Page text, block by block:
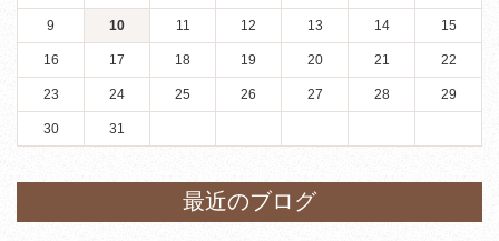
9 10 11 12 13 14 15
16 17 18 19 20 21 22
23 24 25 26 27 28 29
30 31
最近のブログ